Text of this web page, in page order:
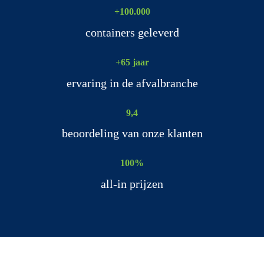
+100.000
containers geleverd
+65 jaar
ervaring in de afvalbranche
9,4
beoordeling van onze klanten
100%
all-in prijzen